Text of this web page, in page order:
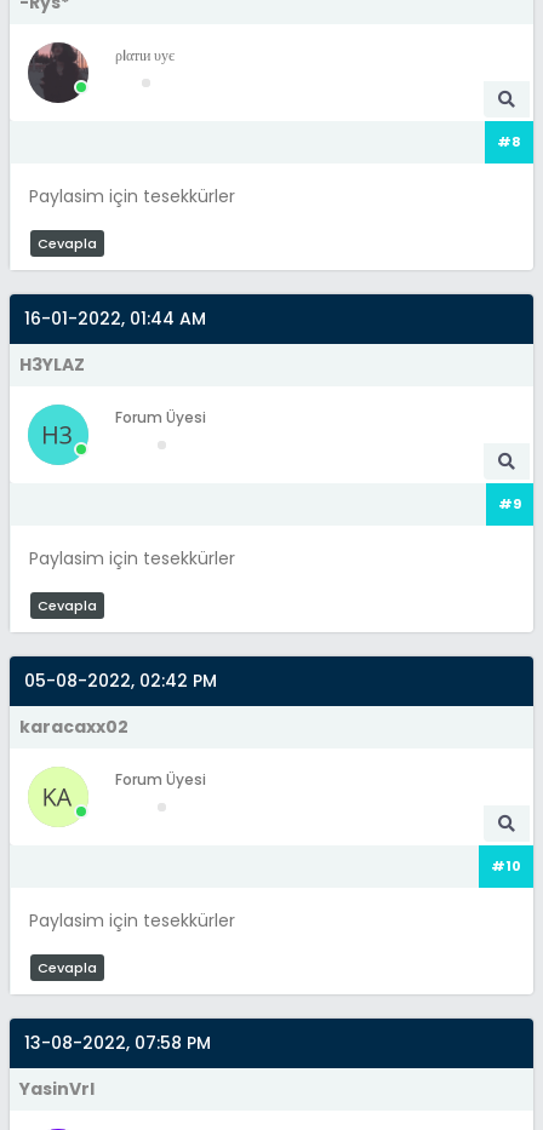
ρℓαтιи υує
#8
Paylasim için tesekkürler
Cevapla
16-01-2022, 01:44 AM
H3YLAZ
Forum Üyesi
#9
Paylasim için tesekkürler
Cevapla
05-08-2022, 02:42 PM
karacaxx02
Forum Üyesi
#10
Paylasim için tesekkürler
Cevapla
13-08-2022, 07:58 PM
YasinVrl